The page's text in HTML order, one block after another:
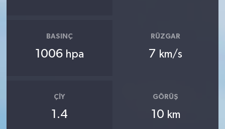
BASINÇ
1006 hpa
RÜZGAR
7 km/s
ÇIY
1.4
GÖRÜŞ
10 km